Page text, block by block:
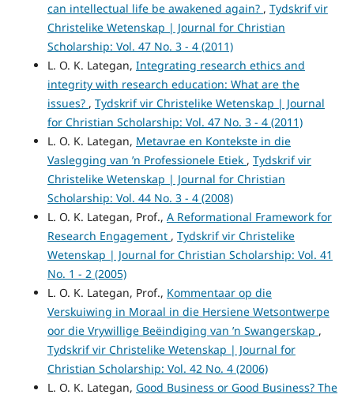
can intellectual life be awakened again? , Tydskrif vir
Christelike Wetenskap | Journal for Christian
Scholarship: Vol. 47 No. 3 - 4 (2011)
L. O. K. Lategan, Integrating research ethics and
integrity with research education: What are the
issues? , Tydskrif vir Christelike Wetenskap | Journal
for Christian Scholarship: Vol. 47 No. 3 - 4 (2011)
L. O. K. Lategan, Metavrae en Kontekste in die
Vaslegging van ’n Professionele Etiek , Tydskrif vir
Christelike Wetenskap | Journal for Christian
Scholarship: Vol. 44 No. 3 - 4 (2008)
L. O. K. Lategan, Prof., A Reformational Framework for
Research Engagement , Tydskrif vir Christelike
Wetenskap | Journal for Christian Scholarship: Vol. 41
No. 1 - 2 (2005)
L. O. K. Lategan, Prof., Kommentaar op die
Verskuiwing in Moraal in die Hersiene Wetsontwerpe
oor die Vrywillige Beëindiging van ’n Swangerskap ,
Tydskrif vir Christelike Wetenskap | Journal for
Christian Scholarship: Vol. 42 No. 4 (2006)
L. O. K. Lategan, Good Business or Good Business? The